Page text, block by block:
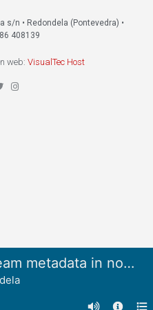
s/n • Redondela (Pontevedra) •
408139
web: VisualTec Host
Radio stream metadata in not available.